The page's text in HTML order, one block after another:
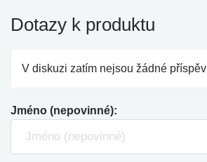
Dotazy k produktu
V diskuzi zatím nejsou žádné
Jméno (nepovinné):